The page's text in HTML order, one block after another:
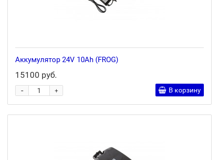
Аккумулятор 24V 10Ah (FROG)
15100 руб.
+
- В корзину